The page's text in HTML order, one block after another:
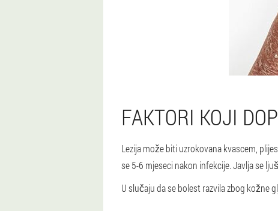
FAKTORI KOJI
Lezija može biti uzrokovana kvascem,
se 5-6 mjeseci nakon infekcije. Javlja se
U slučaju da se bolest razvila zbog kožne